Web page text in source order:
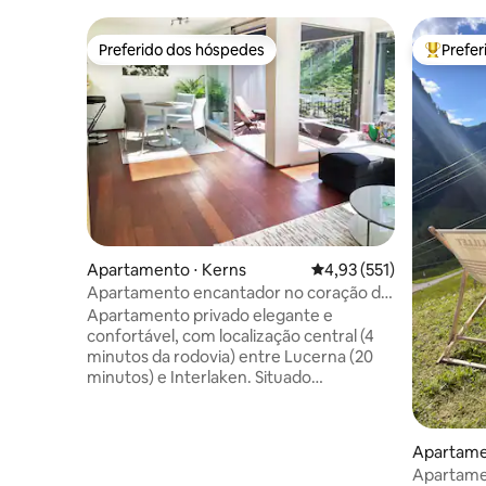
Preferido dos hóspedes
Preferido dos hóspedes
Apartamento ⋅ Kerns 4,93 de uma avaliação
4,93 (551)
Apartamento encantador no coração da
Suíça
Apartamento privado elegante e
confortável, com localização central (4
minutos da rodovia) entre Lucerna (20
minutos) e Interlaken. Situado
Entre
sen